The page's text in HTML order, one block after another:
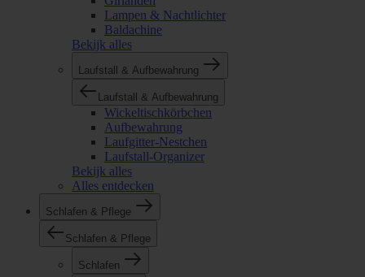
Lampen & Nachtlichter
Baldachine
Bekijk alles
Laufstall & Aufbewahrung
Laufstall & Aufbewahrung
Wickeltischkörbchen
Aufbewahrung
Laufgitter-Nestchen
Laufstall-Organizer
Bekijk alles
Alles entdecken
Schlafen & Pflege
Schlafen & Pflege
Schlafen